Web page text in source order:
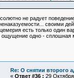
не радует
своими
есть только один
ощущение одно - сплошная
Re: О снятии второго
« Ответ #36 : 29